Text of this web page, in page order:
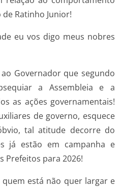
Ratinho Junior!
eu vos digo meus nobres
Governador que segundo
a Assembleia e a
as ações governamentais!
de governo, esquece
tal atitude decorre do
já estão em campanha e
Prefeitos para 2026!
está não quer largar e